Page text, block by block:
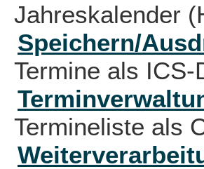
Jahreskalender
Speichern/
Termine als
Termineliste als